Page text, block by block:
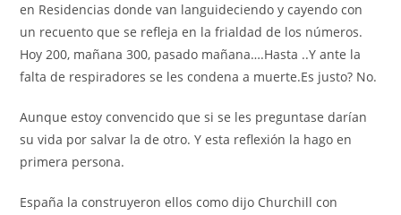
en Residencias donde van languideciendo y cayendo con
un recuento que se refleja en la frialdad de los números.
Hoy 200, mañana 300, pasado mañana….Hasta ..Y ante la
falta de respiradores se les condena a muerte.Es justo? No.
Aunque estoy convencido que si se les preguntase darían
su vida por salvar la de otro. Y esta reflexión la hago en
primera persona.
España la construyeron ellos como dijo Churchill con